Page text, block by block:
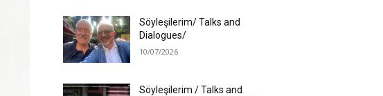
Söyleşilerim/ Talks and
Dialogues/
10/07/2026
Söyleşilerim / Talks and